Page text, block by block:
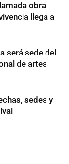
obra
llega a
será sede del
de artes
sedes y